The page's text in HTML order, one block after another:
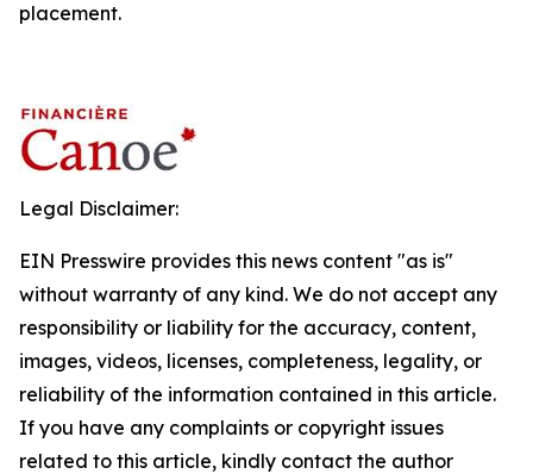
placement.
Legal Disclaimer:
EIN Presswire provides this news content "as is"
without warranty of any kind. We do not accept any
responsibility or liability for the accuracy, content,
images, videos, licenses, completeness, legality, or
reliability of the information contained in this article.
If you have any complaints or copyright issues
related to this article, kindly contact the author